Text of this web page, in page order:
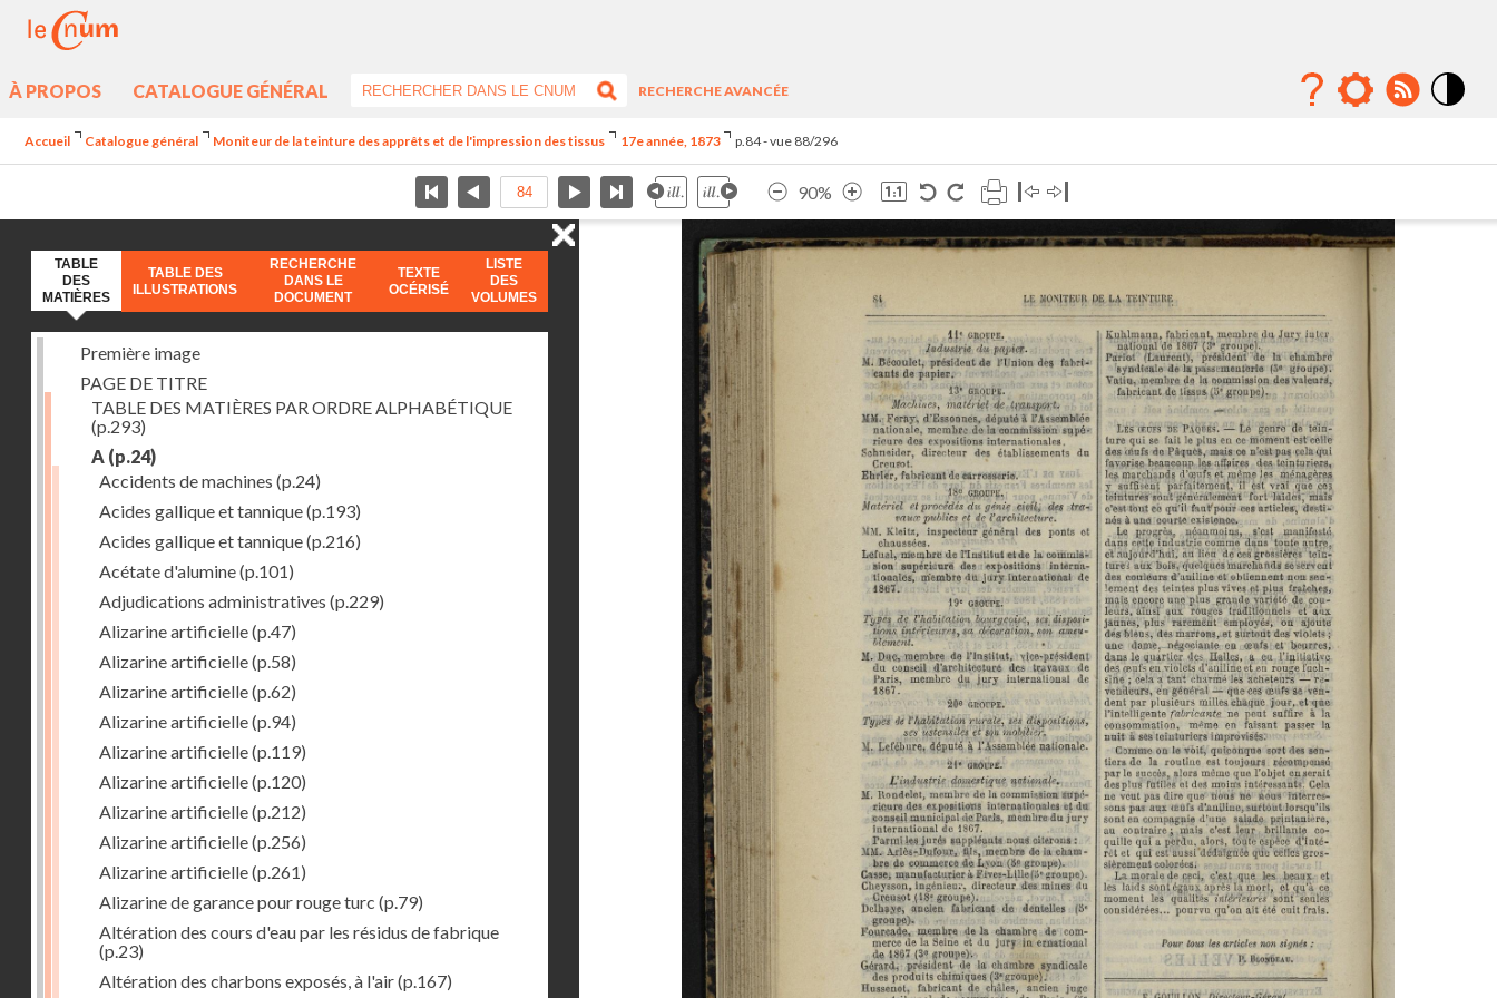
À PROPOS CATALOGUE GÉNÉRAL
RECHERCHE AVANCÉE
Accueil Catalogue général Moniteur de la teinture des apprêts et de l'impression des tissus 17e année, 1873 p.84 - vue 88/296
90%
TABLE
DES
MATIÈRES
TABLE DES
ILLUSTRATIONS
RECHERCHE
DANS LE
DOCUMENT
TEXTE
OCÉRISÉ
LISTE
DES
VOLUMES
Première image
PAGE DE TITRE
TABLE DES MATIÈRES PAR ORDRE ALPHABÉTIQUE
(p.293)
A (p.24)
Accidents de machines (p.24)
Acides gallique et tannique(p.193)
Acides gallique et tannique(p.216)
Acétate d'alumine(p.101)
Adjudications administratives (p.229)
Alizarine artificielle(p.47)
Alizarine artificielle(p.58)
Alizarine artificielle(p.62)
Alizarine artificielle(p.94)
Alizarine artificielle(p.119)
Alizarine artificielle(p.120)
Alizarine artificielle(p.212)
Alizarine artificielle(p.256)
Alizarine artificielle(p.261)
Alizarine de garance pour rouge turc (p.79)
Altération des cours d'eau par les résidus de fabrique
(p.23)
Altération des charbons exposés, à l'air(p.167)